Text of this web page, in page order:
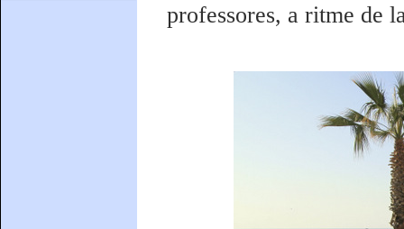
professores, a ritme de